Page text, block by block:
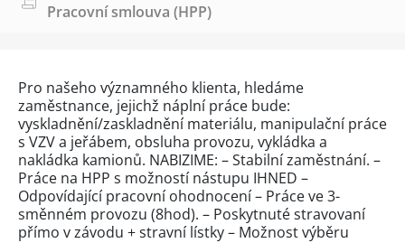
Pracovní smlouva (HPP)
Pro našeho významného klienta, hledáme
zaměstnance, jejichž náplní práce bude:
vyskladnění/zaskladnění materiálu, manipulační práce
s VZV a jeřábem, obsluha provozu, vykládka a
nakládka kamionů. NABIZIME: – Stabilní zaměstnání. –
Práce na HPP s možností nástupu IHNED –
Odpovídající pracovní ohodnocení – Práce ve 3-
směnném provozu (8hod). – Poskytnuté stravovaní
přímo v závodu + stravní lístky – Možnost výběru